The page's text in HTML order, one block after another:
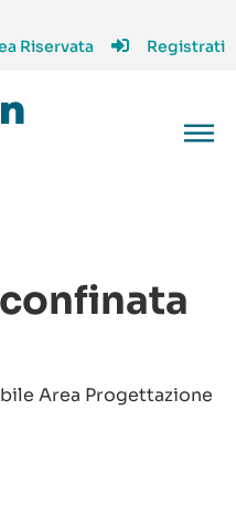
Riservata Registrati
Area Progettazione